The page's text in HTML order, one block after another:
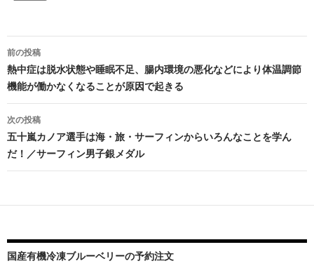
投
稿
ナ
ビ
ゲ
ー
ン
前の投稿
熱中症は脱水状態や睡眠不足、腸内環境の悪化などにより体温調節
機能が働かなくなることが原因で起きる
次の投稿
五十嵐カノア選手は海・旅・サーフィンからいろんなことを学ん
だ！／サーフィン男子銀メダル
国産有機冷凍ブルーベリーの予約注文